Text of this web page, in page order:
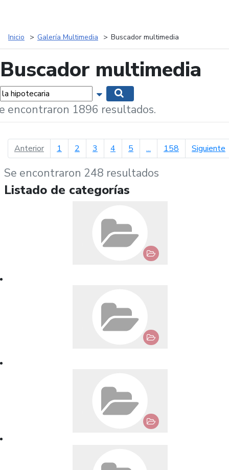
Inicio Galería Multimedia Buscador multimedia
Buscador multimedia
Mostrar opciones de búsqueda
encontraron 1896 resultados.
Anteriorpágina anterior
1 2 3 4 5 ... 158 Siguiente
Se encontraron 248 resultados
Listado de categorías